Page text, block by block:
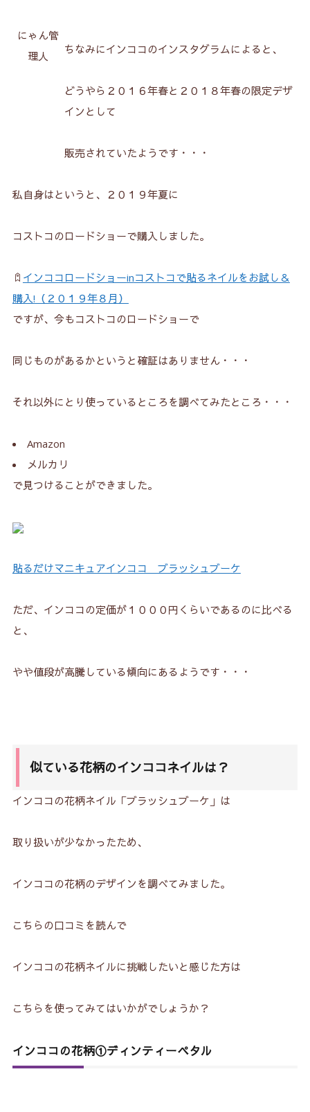
にゃん管
理人
ちなみにインココのインスタグラムによると、
どうやら２０１６年春と２０１８年春の限定デザ
インとして
販売されていたようです・・・
私自身はというと、２０１９年夏に
コストコのロードショーで購入しました。
インココロードショーinコストコで貼るネイルをお試し＆
購入! （２０１９年８月）
ですが、今もコストコのロードショーで
同じものがあるかというと確証はありません・・・
それ以外にとり使っているところを調べてみたところ・・・
Amazon
メルカリ
で見つけることができました。
貼るだけマニキュアインココ ブラッシュブーケ
ただ、インココの定価が１０００円くらいであるのに比べる
と、
やや値段が高騰している傾向にあるようです・・・
似ている花柄のインココネイルは？
インココの花柄ネイル「ブラッシュブーケ」は
取り扱いが少なかったため、
インココの花柄のデザインを調べてみました。
こちらの口コミを読んで
インココの花柄ネイルに挑戦したいと感じた方は
こちらを使ってみてはいかがでしょうか？
インココの花柄①ディンティーペタル